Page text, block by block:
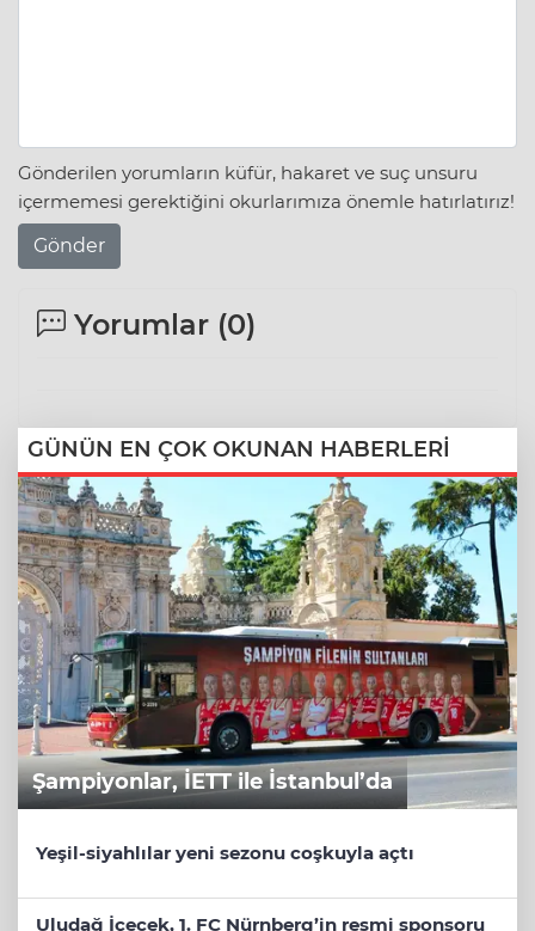
Gönderilen yorumların küfür, hakaret ve suç unsuru
içermemesi gerektiğini okurlarımıza önemle hatırlatırız!
Gönder
Yorumlar (0)
GÜNÜN EN ÇOK OKUNAN HABERLERİ
Şampiyonlar, İETT ile İstanbul’da
Yeşil-siyahlılar yeni sezonu coşkuyla açtı
Uludağ İçecek, 1. FC Nürnberg’in resmi sponsoru